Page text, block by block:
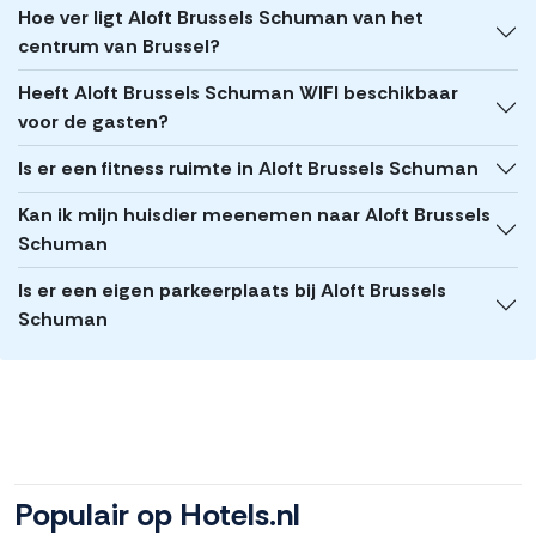
Hoe ver ligt Aloft Brussels Schuman van het
centrum van Brussel?
Heeft Aloft Brussels Schuman WIFI beschikbaar
voor de gasten?
Is er een fitness ruimte in Aloft Brussels Schuman
Kan ik mijn huisdier meenemen naar Aloft Brussels
Schuman
Is er een eigen parkeerplaats bij Aloft Brussels
Schuman
Populair op Hotels.nl